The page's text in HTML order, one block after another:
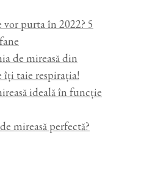
vor purta în 2022? 5
de mireasă din
îți taie respirația!
ideală în funcție
mireasă perfectă?